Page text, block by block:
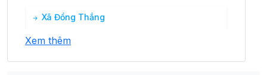
Xã Đồng Thắng
Xem thêm